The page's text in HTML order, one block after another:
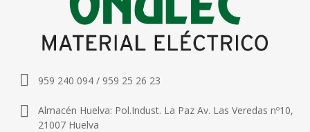
959 240 094 / 959 25 26 23
Almacén Huelva: Pol.Indust. La Paz Av. Las Veredas nº10,
21007 Huelva